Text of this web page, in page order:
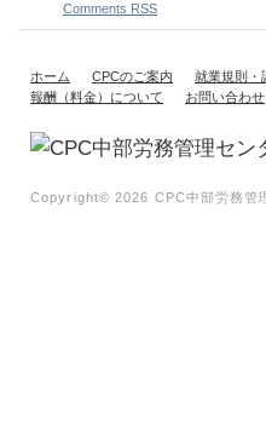
Comments RSS
ホーム CPCのご案内 就業規則・
報酬（料金）について
お問い合わせ
Copyright©2026 CPC中部労務管